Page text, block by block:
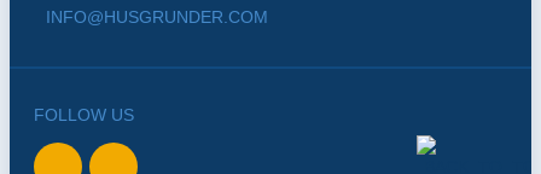
INFO@HUSGRUNDER.COM
FOLLOW US